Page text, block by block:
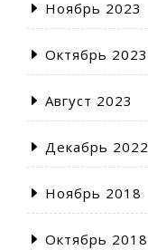
Ноябрь 2023
Октябрь 2023
Август 2023
Декабрь 2022
Ноябрь 2018
Октябрь 2018